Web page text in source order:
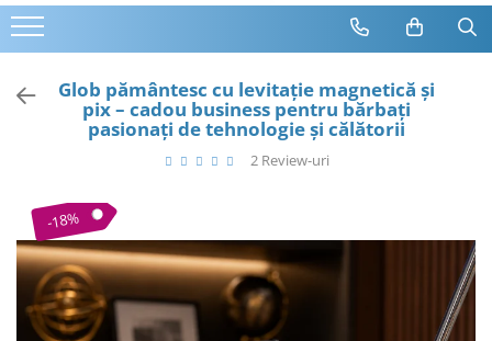
Cercei
Bratari
Coliere
Destinatari
Bijuterii Femei
Bijuterii Copii
Bijuterii Mirese
Selectii
Glob pământesc cu levitație magnetică și
pix – cadou business pentru bărbați
pasionați de tehnologie și călătorii
2 Review-uri
-18%